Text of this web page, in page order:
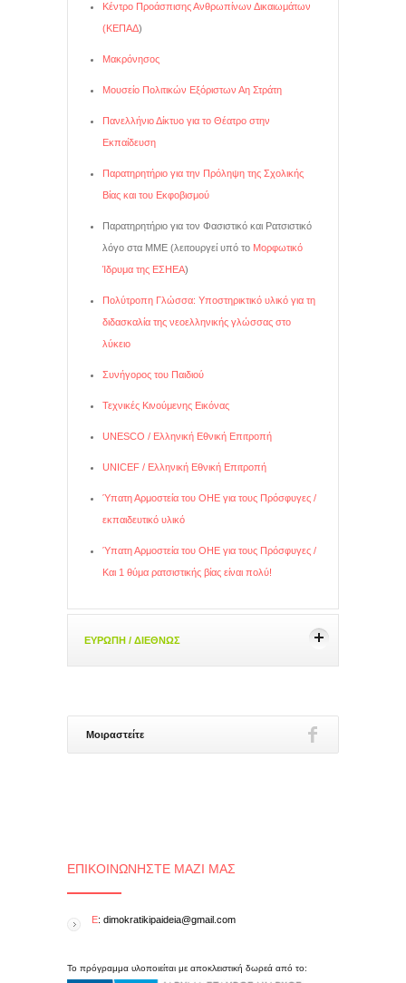
Κέντρο Προάσπισης Ανθρωπίνων Δικαιωμάτων
(ΚΕΠΑΔ)
Μακρόνησος
Μουσείο Πολιτικών Εξόριστων Αη Στράτη
Πανελλήνιο Δίκτυο για το Θέατρο στην
Εκπαίδευση
Παρατηρητήριο για την Πρόληψη της Σχολικής
Βίας και του Εκφοβισμού
Παρατηρητήριο για τον Φασιστικό και Ρατσιστικό
λόγο στα ΜΜΕ (λειτουργεί υπό το Μορφωτικό
Ίδρυμα της ΕΣΗΕΑ)
Πολύτροπη Γλώσσα: Υποστηρικτικό υλικό για τη
διδασκαλία της νεοελληνικής γλώσσας στο
λύκειο
Συνήγορος του Παιδιού
Τεχνικές Κινούμενης Εικόνας
UNESCO / Ελληνική Εθνική Επιτροπή
UNICEF / Ελληνική Εθνική Επιτροπή
Ύπατη Αρμοστεία του ΟΗΕ για τους Πρόσφυγες /
εκπαιδευτικό υλικό
Ύπατη Αρμοστεία του ΟΗΕ για τους Πρόσφυγες /
Και 1 θύμα ρατσιστικής βίας είναι πολύ!
ΕΥΡΩΠΗ / ΔΙΕΘΝΩΣ
Μοιραστείτε
ΕΠΙΚΟΙΝΩΝΉΣΤΕ ΜΑΖΊ ΜΑΣ
E: dimokratikipaideia@gmail.com
Το πρόγραμμα υλοποιείται με αποκλειστική δωρεά από το: